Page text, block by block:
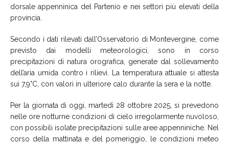
dorsale appenninica del Partenio e nei settori più elevati della
provincia.
Secondo i dati rilevati dall’Osservatorio di Montevergine, come
previsto dai modelli meteorologici, sono in corso
precipitazioni di natura orografica, generate dal sollevamento
dell’aria umida contro i rilievi. La temperatura attuale si attesta
sui 7,9°C, con valori in ulteriore calo durante la sera e la notte.
Per la giornata di oggi, martedì 28 ottobre 2025, si prevedono
nelle ore notturne condizioni di cielo irregolarmente nuvoloso,
con possibili isolate precipitazioni sulle aree appenniniche. Nel
corso della mattinata e del pomeriggio, le condizioni meteo